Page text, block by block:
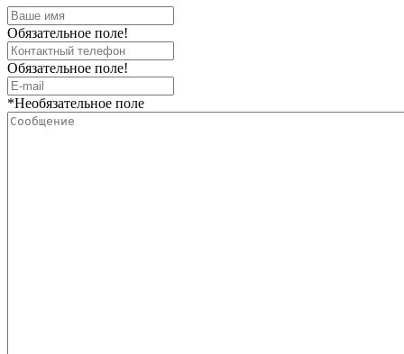
Обязательное поле!
Обязательное поле!
*Необязательное поле